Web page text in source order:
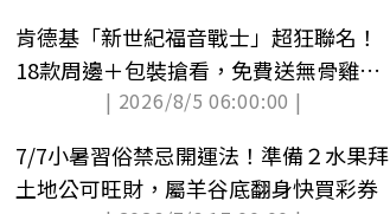
肯德基「新世紀福音戰士」超狂聯名！
18款周邊＋包裝搶看，免費送無骨雞腿
| 2026/8/5 06:00:00 |
7/7小暑習俗禁忌開運法！準備２水果拜
土地公可旺財，屬羊谷底翻身快買彩券